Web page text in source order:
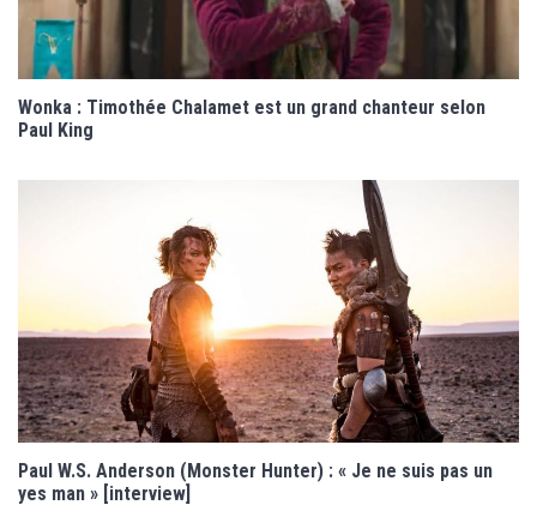
Wonka : Timothée Chalamet est un grand chanteur selon
Paul King
Paul W.S. Anderson (Monster Hunter) : « Je ne suis pas un
yes man » [interview]